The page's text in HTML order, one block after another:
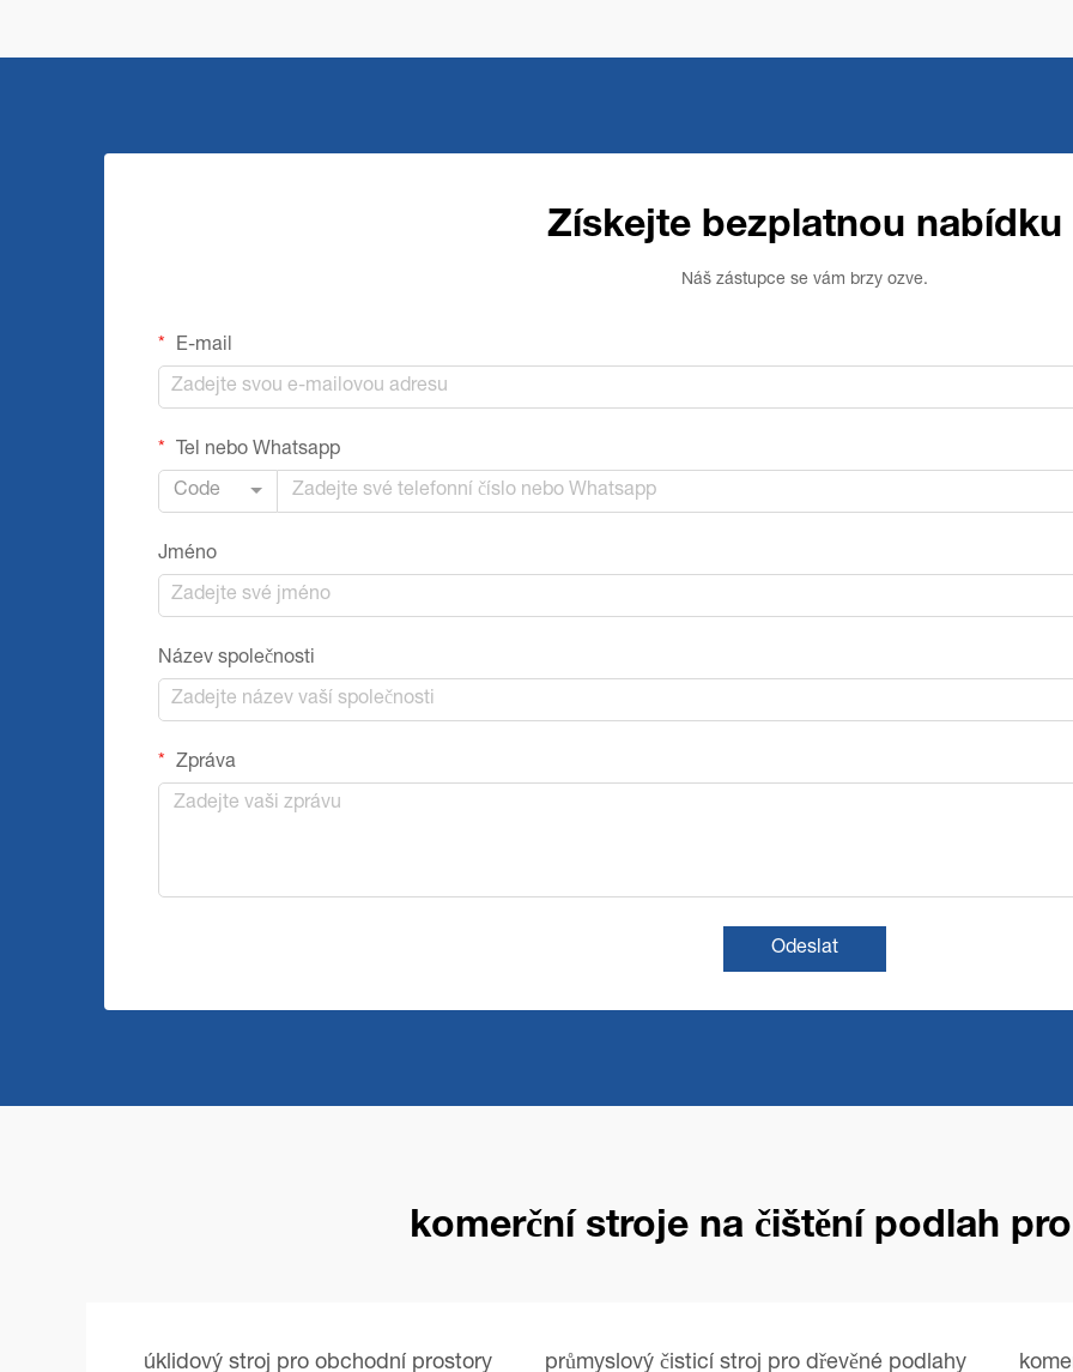
Získejte bezplatnou nabídku
Náš zástupce se vám brzy ozve.
E-mail
Tel nebo Whatsapp
Code
Jméno
Název společnosti
Zpráva
Odeslat
komerční stroje na čištění podlah
úklidový stroj pro obchodní prostory průmyslový čisticí stroj pro dřevěné podlahy